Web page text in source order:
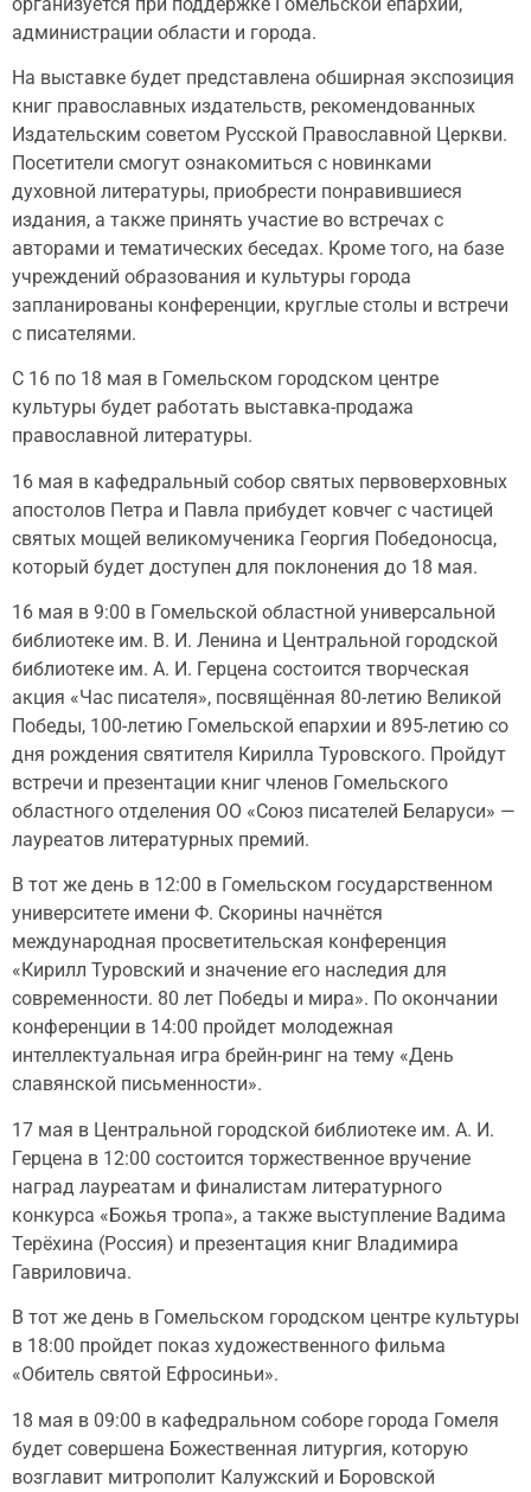
администрации области и города.
На выставке будет представлена обширная экспозиция
книг православных издательств, рекомендованных
Издательским советом Русской Православной Церкви.
Посетители смогут ознакомиться с новинками
духовной литературы, приобрести понравившиеся
издания, а также принять участие во встречах с
авторами и тематических беседах. Кроме того, на базе
учреждений образования и культуры города
запланированы конференции, круглые столы и встречи
с писателями.
С 16 по 18 мая в Гомельском городском центре
культуры будет работать выставка-продажа
православной литературы.
16 мая в кафедральный собор святых первоверховных
апостолов Петра и Павла прибудет ковчег с частицей
святых мощей великомученика Георгия Победоносца,
который будет доступен для поклонения до 18 мая.
16 мая в 9:00 в Гомельской областной универсальной
библиотеке им. В. И. Ленина и Центральной городской
библиотеке им. А. И. Герцена состоится творческая
акция «Час писателя», посвящённая 80-летию Великой
Победы, 100-летию Гомельской епархии и 895-летию со
дня рождения святителя Кирилла Туровского. Пройдут
встречи и презентации книг членов Гомельского
областного отделения ОО «Союз писателей Беларуси» —
лауреатов литературных премий.
В тот же день в 12:00 в Гомельском государственном
университете имени Ф. Скорины начнётся
международная просветительская конференция
«Кирилл Туровский и значение его наследия для
современности. 80 лет Победы и мира». По окончании
конференции в 14:00 пройдет молодежная
интеллектуальная игра брейн-ринг на тему «День
славянской письменности».
17 мая в Центральной городской библиотеке им. А. И.
Герцена в 12:00 состоится торжественное вручение
наград лауреатам и финалистам литературного
конкурса «Божья тропа», а также выступление Вадима
Терёхина (Россия) и презентация книг Владимира
Гавриловича.
В тот же день в Гомельском городском центре культуры
в 18:00 пройдет показ художественного фильма
«Обитель святой Ефросиньи».
18 мая в 09:00 в кафедральном соборе города Гомеля
будет совершена Божественная литургия, которую
возглавит митрополит Калужский и Боровской